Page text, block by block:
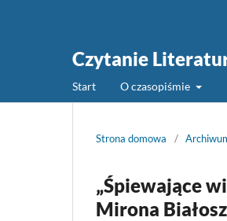
Czytanie
Start O czasopiśmie
Strona domowa /
„Śpiewające
Mirona